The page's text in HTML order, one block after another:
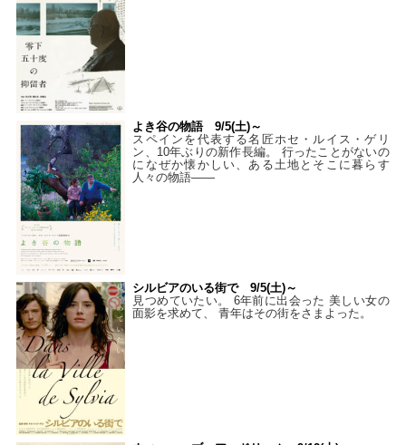
よき谷の物語 9/5(土)～
スペインを代表する名匠ホセ・ルイス・ゲリ
ン、10年ぶりの新作長編。 行ったことがないの
になぜか懐かしい、ある土地とそこに暮らす
人々の物語――
シルビアのいる街で 9/5(土)～
見つめていたい。 6年前に出会った 美しい女の
面影を求めて、 青年はその街をさまよった。